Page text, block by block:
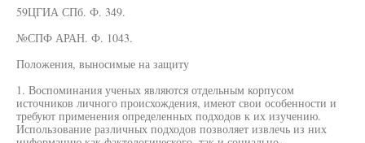
59ЦГИА СПб. Ф. 349.
№СПФ АРАН. Ф. 1043.
Положения, выносимые на защиту
1. Воспоминания ученых являются отдельным корпусом
источников личного происхождения, имеют свои особенности и
требуют применения определенных подходов к их изучению.
Использование различных подходов позволяет извлечь из них